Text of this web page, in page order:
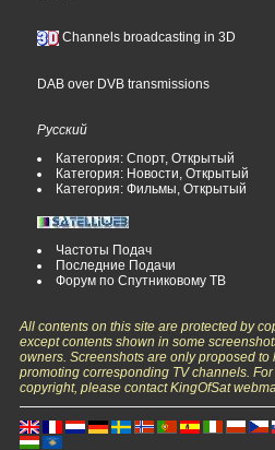
Channels broadcasting in 3D
DAB over DVB transmissions
Русский
Категория: Спорт, Открытый
Категория: Новости, Открытый
Категория: Фильмы, Открытый
Частоты Подач
Последние Подачи
Форум по Спутниковому ТВ
All contents on this site are protected by
except contents shown in some
owners. Screenshots are only proposed
promoting corresponding TV channels.
copyright, please contact KingOfSat